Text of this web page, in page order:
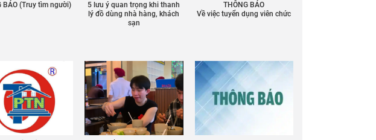
BÁO (Truy tìm người)
5 lưu ý quan trọng khi thanh
lý đồ dùng nhà hàng, khách
sạn
THÔNG BÁO
Về việc tuyển dụng viên chức